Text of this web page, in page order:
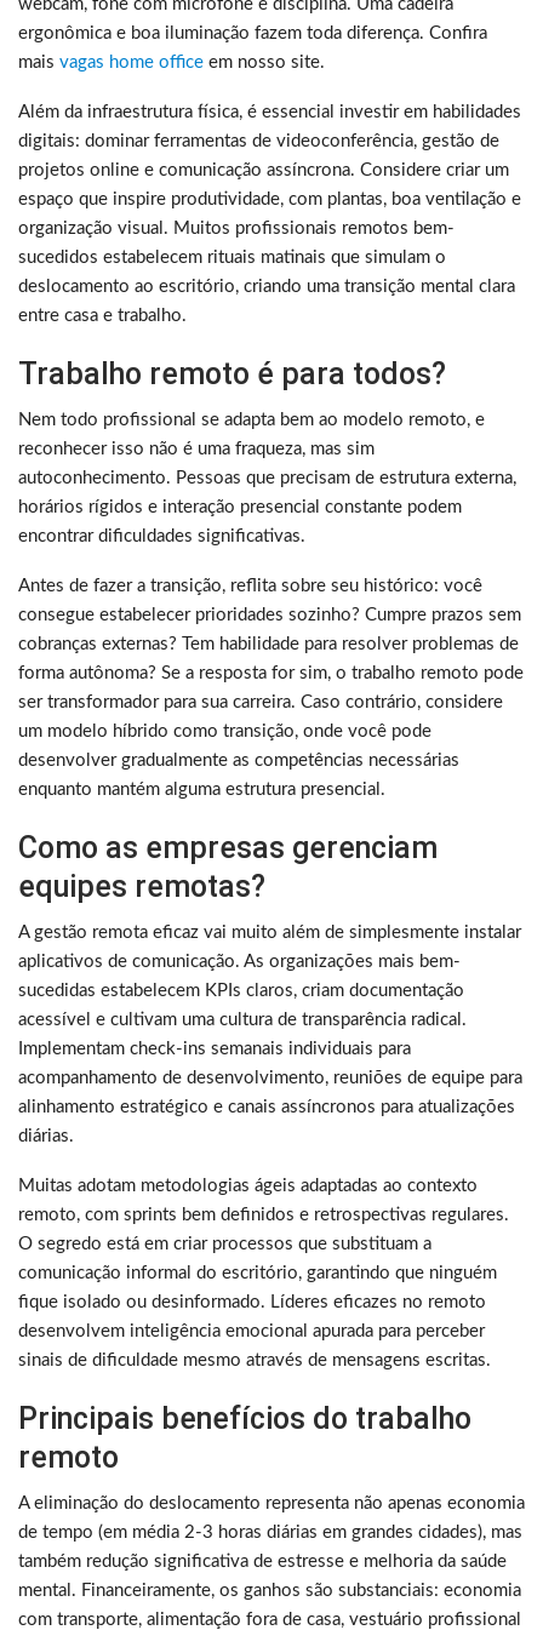
webcam, fone com microfone e disciplina. Uma cadeira
ergonômica e boa iluminação fazem toda diferença. Confira
mais vagas home office em nosso site.
Além da infraestrutura física, é essencial investir em habilidades
digitais: dominar ferramentas de videoconferência, gestão de
projetos online e comunicação assíncrona. Considere criar um
espaço que inspire produtividade, com plantas, boa ventilação e
organização visual. Muitos profissionais remotos bem-
sucedidos estabelecem rituais matinais que simulam o
deslocamento ao escritório, criando uma transição mental clara
entre casa e trabalho.
Trabalho remoto é para todos?
Nem todo profissional se adapta bem ao modelo remoto, e
reconhecer isso não é uma fraqueza, mas sim
autoconhecimento. Pessoas que precisam de estrutura externa,
horários rígidos e interação presencial constante podem
encontrar dificuldades significativas.
Antes de fazer a transição, reflita sobre seu histórico: você
consegue estabelecer prioridades sozinho? Cumpre prazos sem
cobranças externas? Tem habilidade para resolver problemas de
forma autônoma? Se a resposta for sim, o trabalho remoto pode
ser transformador para sua carreira. Caso contrário, considere
um modelo híbrido como transição, onde você pode
desenvolver gradualmente as competências necessárias
enquanto mantém alguma estrutura presencial.
Como as empresas gerenciam
equipes remotas?
A gestão remota eficaz vai muito além de simplesmente instalar
aplicativos de comunicação. As organizações mais bem-
sucedidas estabelecem KPIs claros, criam documentação
acessível e cultivam uma cultura de transparência radical.
Implementam check-ins semanais individuais para
acompanhamento de desenvolvimento, reuniões de equipe para
alinhamento estratégico e canais assíncronos para atualizações
diárias.
Muitas adotam metodologias ágeis adaptadas ao contexto
remoto, com sprints bem definidos e retrospectivas regulares.
O segredo está em criar processos que substituam a
comunicação informal do escritório, garantindo que ninguém
fique isolado ou desinformado. Líderes eficazes no remoto
desenvolvem inteligência emocional apurada para perceber
sinais de dificuldade mesmo através de mensagens escritas.
Principais benefícios do trabalho
remoto
A eliminação do deslocamento representa não apenas economia
de tempo (em média 2-3 horas diárias em grandes cidades), mas
também redução significativa de estresse e melhoria da saúde
mental. Financeiramente, os ganhos são substanciais: economia
com transporte, alimentação fora de casa, vestuário profissional